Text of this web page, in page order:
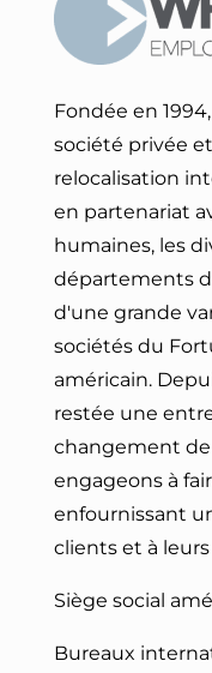
Fondée en
société privée
relocalisation
en partenariat
humaines, les
départements
d'une grande
sociétés du
américain.
restée une
changement
engageons à
enfournissant
clients et à
Siège social
Bureaux